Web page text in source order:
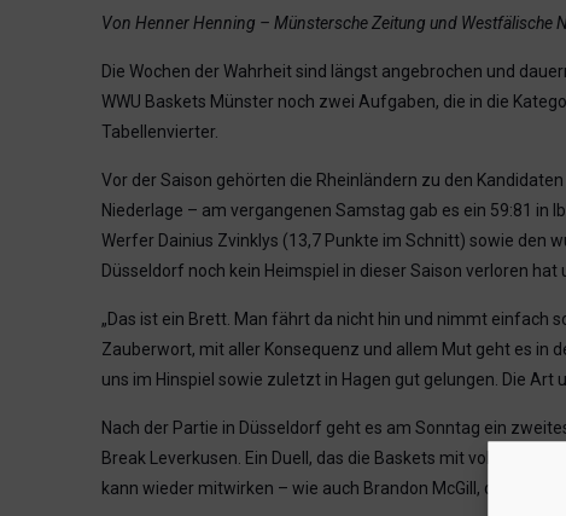
Von Henner Henning – Münstersche Zeitung und Westfälische
Die Wochen der Wahrheit sind längst angebrochen und
WWU Baskets Münster noch zwei Aufgaben, die in die
Tabellenvierter.
Vor der Saison gehörten die Rheinländern zu den
Niederlage – am vergangenen Samstag gab es ein 59:81 in
Werfer Dainius Zvinklys (13,7 Punkte im Schnitt) sowie den
Düsseldorf noch kein Heimspiel in dieser Saison verloren
„Das ist ein Brett. Man fährt da nicht hin und nimmt einfach
Zauberwort, mit aller Konsequenz und allem Mut geht es in
uns im Hinspiel sowie zuletzt in Hagen gut gelungen. Die Art
Nach der Partie in Düsseldorf geht es am Sonntag ein
Break Leverkusen. Ein Duell, das die Baskets mit voller
kann wieder mitwirken – wie auch Brandon McGill, da im